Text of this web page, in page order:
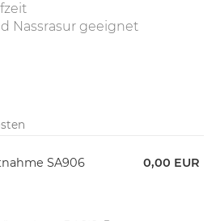
Nassrasur geeignet
SA906 0,00 EUR